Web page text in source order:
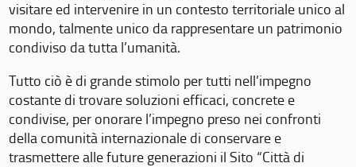
visitare ed intervenire in un contesto territoriale unico al
mondo, talmente unico da rappresentare un patrimonio
condiviso da tutta l’umanità.
Tutto ciò è di grande stimolo per tutti nell’impegno
costante di trovare soluzioni efficaci, concrete e
condivise, per onorare l’impegno preso nei confronti
della comunità internazionale di conservare e
trasmettere alle future generazioni il Sito “Città di